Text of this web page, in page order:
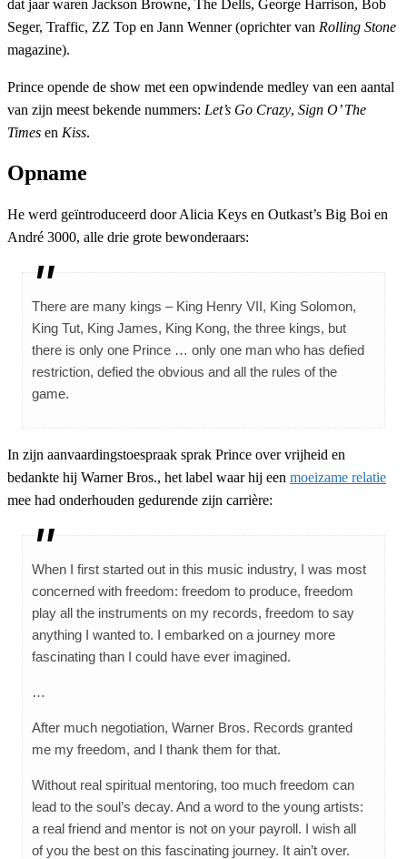
dat jaar waren Jackson Browne, The Dells, George Harrison, Bob
Seger, Traffic, ZZ Top en Jann Wenner (oprichter van Rolling Stone
magazine).
Prince opende de show met een opwindende medley van een aantal
van zijn meest bekende nummers: Let’s Go Crazy, Sign O’ The
Times en Kiss.
Opname
He werd geïntroduceerd door Alicia Keys en Outkast’s Big Boi en
André 3000, alle drie grote bewonderaars:
There are many kings – King Henry VII, King Solomon,
King Tut, King James, King Kong, the three kings, but
there is only one Prince … only one man who has defied
restriction, defied the obvious and all the rules of the
game.
In zijn aanvaardingstoespraak sprak Prince over vrijheid en
bedankte hij Warner Bros., het label waar hij een moeizame relatie
mee had onderhouden gedurende zijn carrière:
When I first started out in this music industry, I was most
concerned with freedom: freedom to produce, freedom
play all the instruments on my records, freedom to say
anything I wanted to. I embarked on a journey more
fascinating than I could have ever imagined.
…
After much negotiation, Warner Bros. Records granted
me my freedom, and I thank them for that.
Without real spiritual mentoring, too much freedom can
lead to the soul’s decay. And a word to the young artists:
a real friend and mentor is not on your payroll. I wish all
of you the best on this fascinating journey. It ain’t over.